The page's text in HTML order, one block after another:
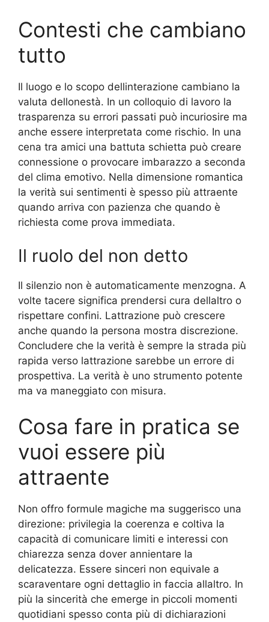
Contesti che cambiano
tutto
Il luogo e lo scopo dellinterazione cambiano la
valuta dellonestà. In un colloquio di lavoro la
trasparenza su errori passati può incuriosire ma
anche essere interpretata come rischio. In una
cena tra amici una battuta schietta può creare
connessione o provocare imbarazzo a seconda
del clima emotivo. Nella dimensione romantica
la verità sui sentimenti è spesso più attraente
quando arriva con pazienza che quando è
richiesta come prova immediata.
Il ruolo del non detto
Il silenzio non è automaticamente menzogna. A
volte tacere significa prendersi cura dellaltro o
rispettare confini. Lattrazione può crescere
anche quando la persona mostra discrezione.
Concludere che la verità è sempre la strada più
rapida verso lattrazione sarebbe un errore di
prospettiva. La verità è uno strumento potente
ma va maneggiato con misura.
Cosa fare in pratica se
vuoi essere più
attraente
Non offro formule magiche ma suggerisco una
direzione: privilegia la coerenza e coltiva la
capacità di comunicare limiti e interessi con
chiarezza senza dover annientare la
delicatezza. Essere sinceri non equivale a
scaraventare ogni dettaglio in faccia allaltro. In
più la sincerità che emerge in piccoli momenti
quotidiani spesso conta più di dichiarazioni